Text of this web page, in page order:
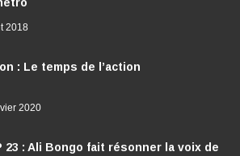
2018
: Le temps de l’action
2020
23 : Ali Bongo fait résonner la voix de